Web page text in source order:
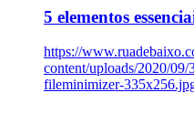
5 elementos
https://
content/uploads/2020/
fileminimizer-